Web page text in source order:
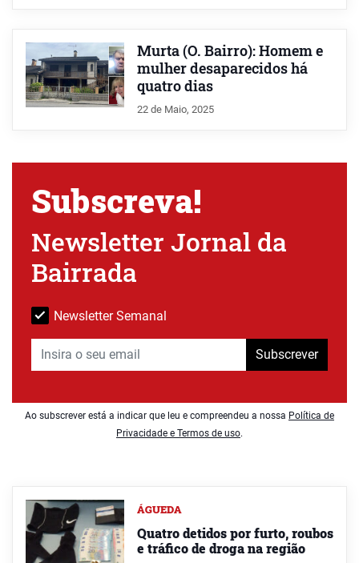
Murta (O. Bairro): Homem e
mulher desaparecidos há
quatro dias
22 de Maio, 2025
Subscreva!
Newsletter Jornal da
Bairrada
Newsletter Semanal
Subscrever
Ao subscrever está a indicar que leu e compreendeu a nossa Política de
Privacidade e Termos de uso.
ÁGUEDA
Quatro detidos por furto, roubos
e tráfico de droga na região